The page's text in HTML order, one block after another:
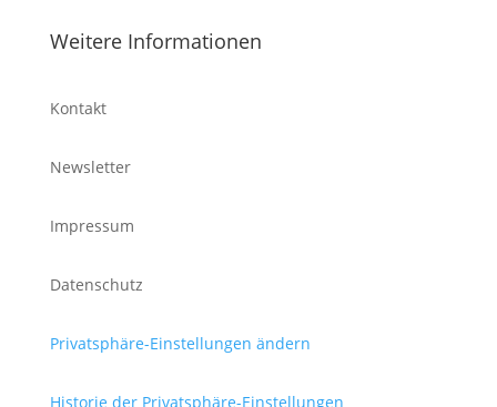
Weitere Informationen
Kontakt
Newsletter
Impressum
Datenschutz
Privatsphäre-Einstellungen ändern
Historie der Privatsphäre-Einstellungen